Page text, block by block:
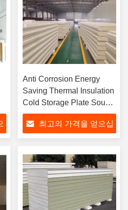
Anti Corrosion Energy
Saving Thermal Insulation
Cold Storage Plate Sound
Absorbing
최고의 가격을 얻으십